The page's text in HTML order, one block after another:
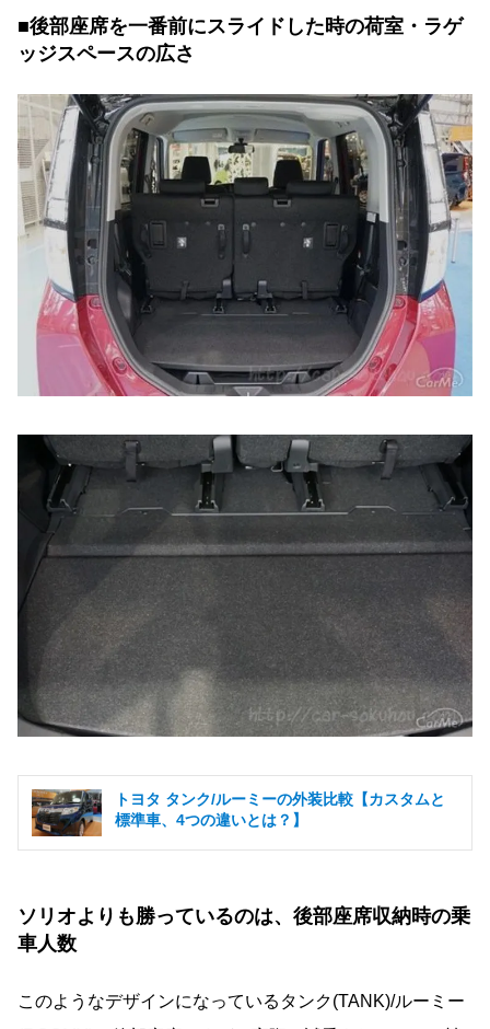
■後部座席を一番前にスライドした時の荷室・ラゲ
ッジスペースの広さ
トヨタ タンク/ルーミーの外装比較【カスタムと
標準車、4つの違いとは？】
ソリオよりも勝っているのは、後部座席収納時の乗
車人数
このようなデザインになっているタンク(TANK)/ルーミー